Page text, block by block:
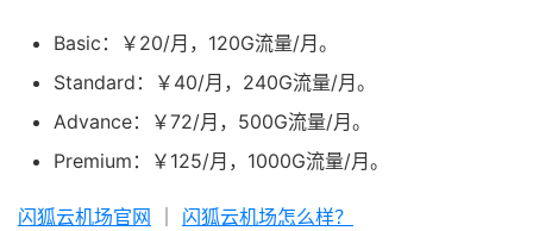
Basic：￥20/月，120G流量/月。
Standard：￥40/月，240G流量/月。
Advance：￥72/月，500G流量/月。
Premium：￥125/月，1000G流量/月。
闪狐云机场官网 闪狐云机场怎么样？